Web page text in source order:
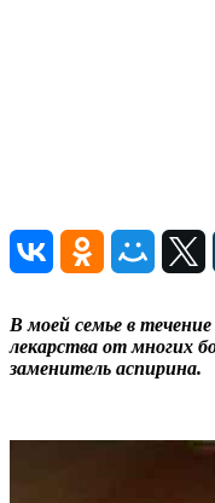
В моей семье в
лекарства от многих
заменитель аспирина.